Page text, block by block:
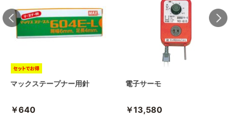
マックステープナー用針
￥640
電子サーモ
￥13,580